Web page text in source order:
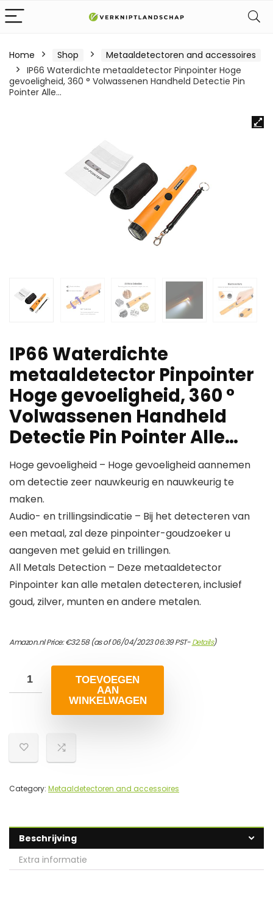
Home Shop
Metaaldetectoren and accessoires
IP66 Waterdichte metaaldetector Pinpointer Hoge
gevoeligheid, 360 ° Volwassenen Handheld Detectie Pin
Pointer Alle…
IP66 Waterdichte
metaaldetector Pinpointer
Hoge gevoeligheid, 360 °
Volwassenen Handheld
Detectie Pin Pointer Alle…
Hoge gevoeligheid – Hoge gevoeligheid aannemen
om detectie zeer nauwkeurig en nauwkeurig te
maken.
Audio- en trillingsindicatie – Bij het detecteren van
een metaal, zal deze pinpointer-goudzoeker u
aangeven met geluid en trillingen.
All Metals Detection – Deze metaaldetector
Pinpointer kan alle metalen detecteren, inclusief
goud, zilver, munten en andere metalen.
Amazon.nl Price:€32.58(as of 06/04/2023 06:39 PST-Details)
TOEVOEGEN
AAN
WINKELWAGEN
Category: Metaaldetectoren and accessoires
Beschrijving
Extra informatie